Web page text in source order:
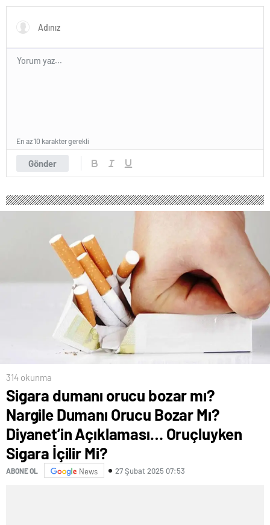
etti
Gönder
En az 10 karakter gerekli
314 okunma
Sigara dumanı orucu bozar mı?
Nargile Dumanı Orucu Bozar Mı?
Diyanet’in Açıklaması… Oruçluyken
Sigara İçilir Mi?
ABONE OL News 27 Şubat 2025 07:53